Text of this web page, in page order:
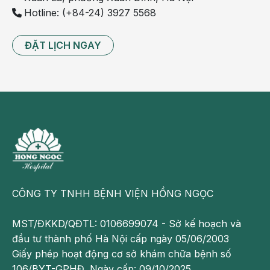
Hotline: (+84-24) 3927 5568
ĐẶT LỊCH NGAY
CÔNG TY TNHH BỆNH VIỆN HỒNG NGỌC
MST/ĐKKD/QĐTL: 0106699074 - Sở kế hoạch và
đầu tư thành phố Hà Nội cấp ngày 05/06/2003
Giấy phép hoạt động cơ sở khám chữa bệnh số